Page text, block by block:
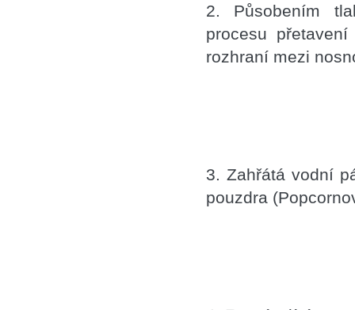
2. Působením
procesu
rozhraní mezi
3. Zahřátá vodní
pouzdra